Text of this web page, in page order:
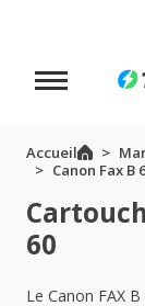
Accueil
Canon Fax B
60
Le Canon FAX